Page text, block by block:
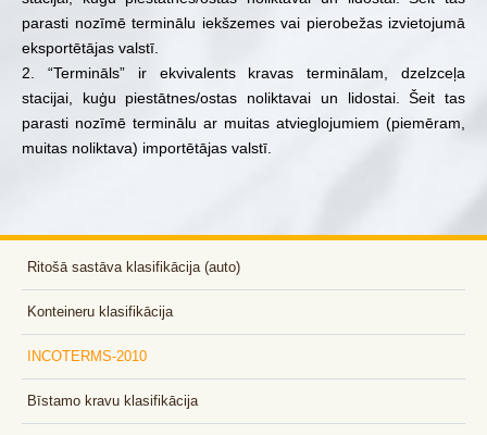
parasti nozīmē terminālu iekšzemes vai pierobežas izvietojumā
eksportētājas valstī.
2. “Termināls” ir ekvivalents kravas terminālam, dzelzceļa
stacijai, kuģu piestātnes/ostas noliktavai un lidostai. Šeit tas
parasti nozīmē terminālu ar muitas atvieglojumiem (piemēram,
muitas noliktava) importētājas valstī.
Ritošā sastāva klasifikācija (auto)
Konteineru klasifikācija
INCOTERMS-2010
Bīstamo kravu klasifikācija